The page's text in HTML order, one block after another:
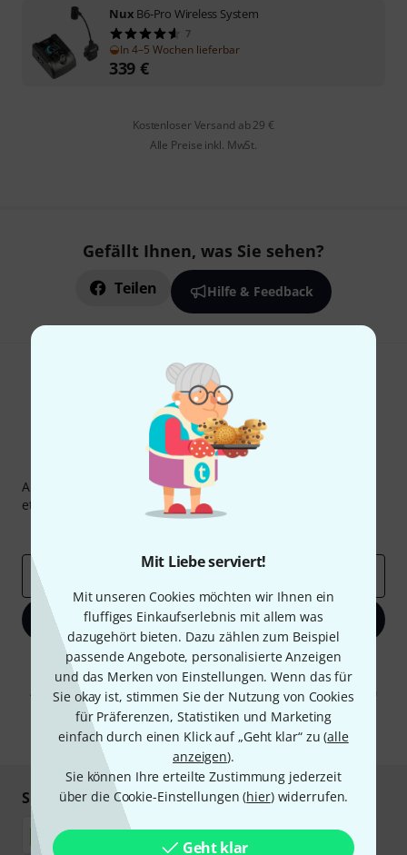
Mit Liebe serviert!
Mit unseren Cookies möchten wir Ihnen ein
fluffiges Einkaufserlebnis mit allem was
dazugehört bieten. Dazu zählen zum Beispiel
passende Angebote, personalisierte Anzeigen
und das Merken von Einstellungen. Wenn das für
Sie okay ist, stimmen Sie der Nutzung von Cookies
für Präferenzen, Statistiken und Marketing
einfach durch einen Klick auf „Geht klar“ zu (alle
anzeigen).
Sie können Ihre erteilte Zustimmung jederzeit
über die Cookie-Einstellungen (hier) widerrufen.
Geht klar
Nux B6-Pro Wireless System
7
In 4–5 Wochen lieferbar
339 €
Kostenloser Versand ab 29 €
Alle Preise inkl. MwSt.
Gefällt Ihnen, was Sie sehen?
Teilen Hilfe & Feedback
Thomann Newsletter
Abonniere den Thomann Newsletter und gewinne mit
etwas Glück einen von
50 Gutscheinen
E-Mail-Adresse
Jetzt anmelden
Mit Klick auf „Jetzt anmelden“ stimmen Sie dem Erhalt von E-Mail-
Werbung und einer Messung des E-Mail-Nutzungsverhaltens zu. Die
Abmeldung ist jederzeit möglich. Weitere Informationen finden Sie in
unserenDatenschutzhinweisen
* Pflichtfeld
Sicher einkaufen & bezahlen